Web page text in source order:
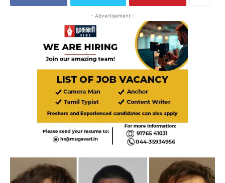
- Advertisement -